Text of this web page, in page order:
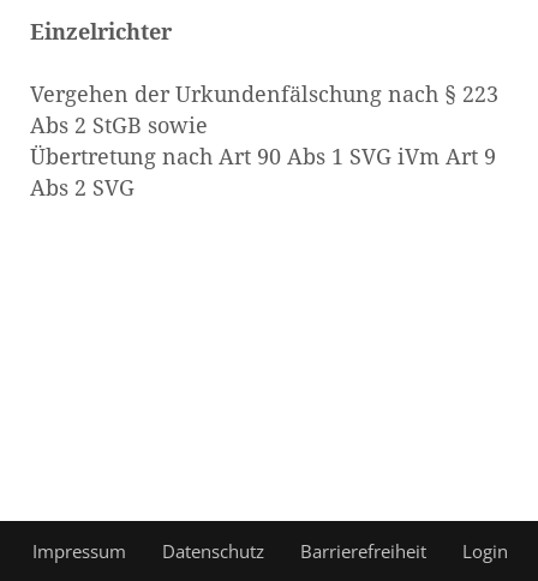
Einzelrichter
Vergehen der Urkundenfälschung nach § 223
Abs 2 StGB sowie
Übertretung nach Art 90 Abs 1 SVG iVm Art 9
Abs 2 SVG
Impressum Datenschutz Barrierefreiheit Login